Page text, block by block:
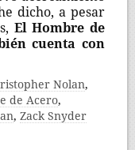
dicho, a pesar
El Hombre de
cuenta con
Nolan,
de Acero,
, Zack Snyder